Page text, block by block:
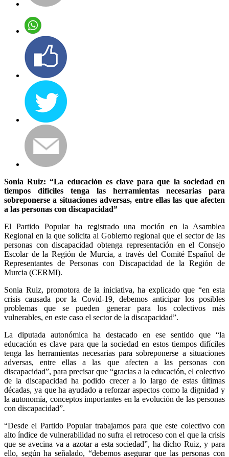
Sonia Ruiz: “La educación es clave para que la sociedad en
tiempos difíciles tenga las herramientas necesarias para
sobreponerse a situaciones adversas, entre ellas las que afecten
a las personas con discapacidad”
El Partido Popular ha registrado una moción en la Asamblea
Regional en la que solicita al Gobierno regional que el sector de las
personas con discapacidad obtenga representación en el Consejo
Escolar de la Región de Murcia, a través del Comité Español de
Representantes de Personas con Discapacidad de la Región de
Murcia (CERMI).
Sonia Ruiz, promotora de la iniciativa, ha explicado que “en esta
crisis causada por la Covid-19, debemos anticipar los posibles
problemas que se pueden generar para los colectivos más
vulnerables, en este caso el sector de la discapacidad”.
La diputada autonómica ha destacado en ese sentido que “la
educación es clave para que la sociedad en estos tiempos difíciles
tenga las herramientas necesarias para sobreponerse a situaciones
adversas, entre ellas a las que afecten a las personas con
discapacidad”, para precisar que “gracias a la educación, el colectivo
de la discapacidad ha podido crecer a lo largo de estas últimas
décadas, ya que ha ayudado a reforzar aspectos como la dignidad y
la autonomía, conceptos importantes en la evolución de las personas
con discapacidad”.
“Desde el Partido Popular trabajamos para que este colectivo con
alto índice de vulnerabilidad no sufra el retroceso con el que la crisis
que se avecina va a azotar a esta sociedad”, ha dicho Ruiz, y para
ello, según ha señalado, “debemos asegurar que las personas con